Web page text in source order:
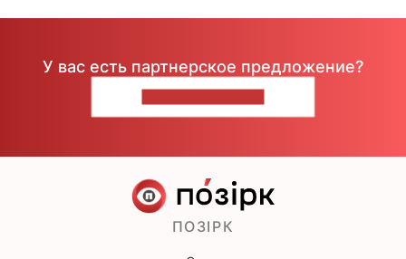
У вас есть партнерское предложение?
ПОЗІРК